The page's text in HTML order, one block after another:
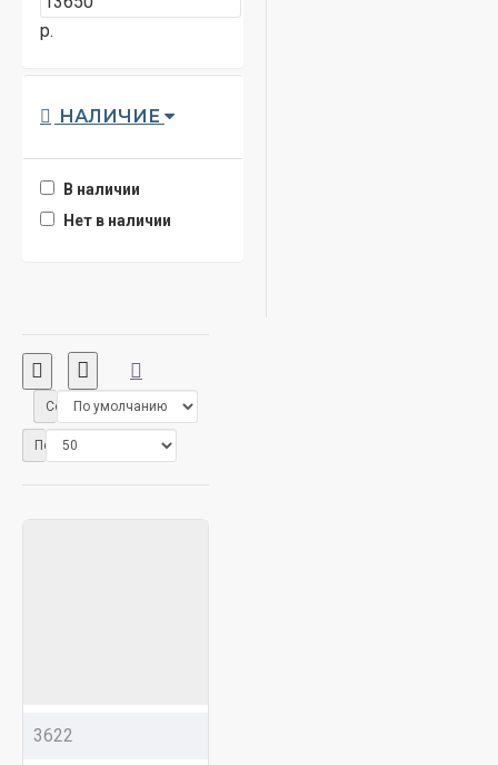
р.
НАЛИЧИЕ
В наличии
Нет в наличии
Сортировка:
Показать:
3622